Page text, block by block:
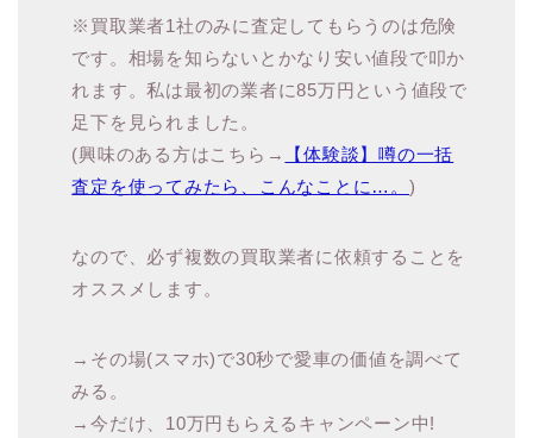
※買取業者1社のみに査定してもらうのは危険
です。相場を知らないとかなり安い値段で叩か
れます。私は最初の業者に85万円という値段で
足下を見られました。
(興味のある方はこちら→
【体験談】噂の一括
査定を使ってみたら、こんなことに…。 )
なので、必ず複数の買取業者に依頼することを
オススメします。
→その場(スマホ)で30秒で愛車の価値を調べて
みる。
→今だけ、10万円もらえるキャンペーン中!